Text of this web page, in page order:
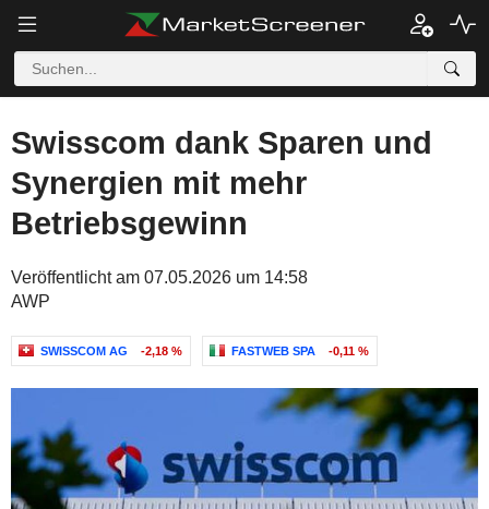
Swisscom dank Sparen und
Synergien mit mehr
Betriebsgewinn
Veröffentlicht am 07.05.2026 um 14:58
AWP
SWISSCOM AG -2,18 % FASTWEB SPA -0,11 %